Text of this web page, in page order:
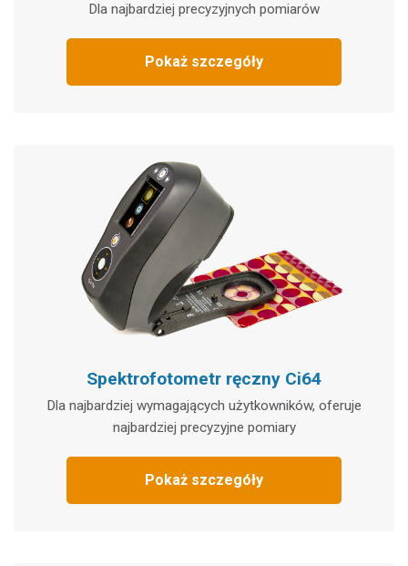
Dla najbardziej precyzyjnych pomiarów
Pokaż szczegóły
Spektrofotometr ręczny Ci64
Dla najbardziej wymagających użytkowników, oferuje
najbardziej precyzyjne pomiary
Pokaż szczegóły